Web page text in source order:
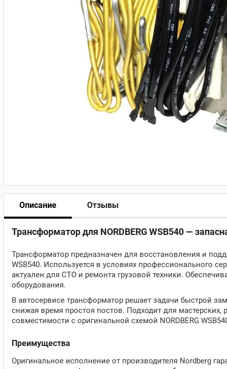
Описание Отзывы
Трансформатор для NORDBERG WSB540 —
Трансформатор предназначен для восстановления и
WSB540. Используется в условиях профессионального
актуален для СТО и ремонта грузовой техники.
оборудования.
В автосервисе трансформатор решает задачи быстрой
снижая время простоя постов. Подходит для мастерских,
совместимости с оригинальной схемой NORDBERG
Преимущества
Оригинальное исполнение от производителя Nordberg